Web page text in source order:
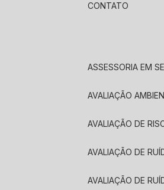
CONTATO
ASSESSORIA EM
AVALIAÇÃO
AVALIAÇÃO DE
AVALIAÇÃO DE
AVALIAÇÃO DE